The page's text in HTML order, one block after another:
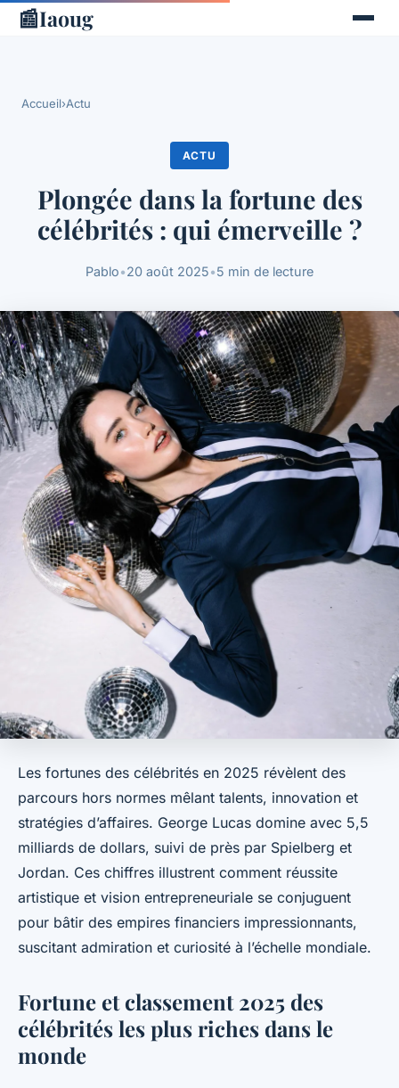
📰Iaoug
Accueil›Actu
ACTU
Plongée dans la fortune des
célébrités : qui émerveille ?
Pablo•20 août 2025•5 min de lecture
Les fortunes des célébrités en 2025 révèlent des
parcours hors normes mêlant talents, innovation et
stratégies d’affaires. George Lucas domine avec 5,5
milliards de dollars, suivi de près par Spielberg et
Jordan. Ces chiffres illustrent comment réussite
artistique et vision entrepreneuriale se conjuguent
pour bâtir des empires financiers impressionnants,
suscitant admiration et curiosité à l’échelle mondiale.
Fortune et classement 2025 des
célébrités les plus riches dans le
monde